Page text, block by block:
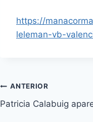
https://
leleman-vb-
ANTERIOR
Patricia Calabuig